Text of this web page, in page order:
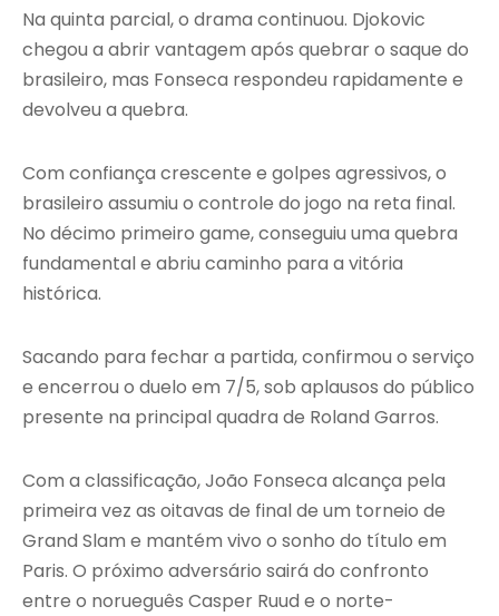
Na quinta parcial, o drama continuou. Djokovic
chegou a abrir vantagem após quebrar o saque do
brasileiro, mas Fonseca respondeu rapidamente e
devolveu a quebra.
Com confiança crescente e golpes agressivos, o
brasileiro assumiu o controle do jogo na reta final.
No décimo primeiro game, conseguiu uma quebra
fundamental e abriu caminho para a vitória
histórica.
Sacando para fechar a partida, confirmou o serviço
e encerrou o duelo em 7/5, sob aplausos do público
presente na principal quadra de Roland Garros.
Com a classificação, João Fonseca alcança pela
primeira vez as oitavas de final de um torneio de
Grand Slam e mantém vivo o sonho do título em
Paris. O próximo adversário sairá do confronto
entre o norueguês Casper Ruud e o norte-